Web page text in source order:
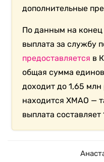
дополнительные
По данным на
выплата за службу
предоставляется в
общая сумма
доходит до 1,65
находится ХМАО —
выплата составляет